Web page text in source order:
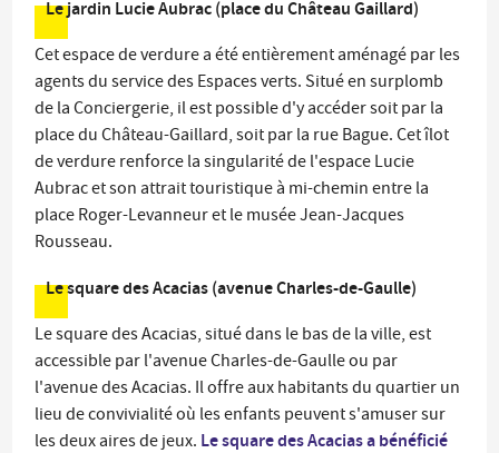
Le jardin Lucie Aubrac (place du Château Gaillard)
Cet espace de verdure a été entièrement aménagé par les
agents du service des Espaces verts. Situé en surplomb
de la Conciergerie, il est possible d'y accéder soit par la
place du Château-Gaillard, soit par la rue Bague. Cet îlot
de verdure renforce la singularité de l'espace Lucie
Aubrac et son attrait touristique à mi-chemin entre la
place Roger-Levanneur et le musée Jean-Jacques
Rousseau.
Le square des Acacias (avenue Charles-de-Gaulle)
Le square des Acacias, situé dans le bas de la ville, est
accessible par l'avenue Charles-de-Gaulle ou par
l'avenue des Acacias. Il offre aux habitants du quartier un
lieu de convivialité où les enfants peuvent s'amuser sur
les deux aires de jeux. Le square des Acacias a bénéficié